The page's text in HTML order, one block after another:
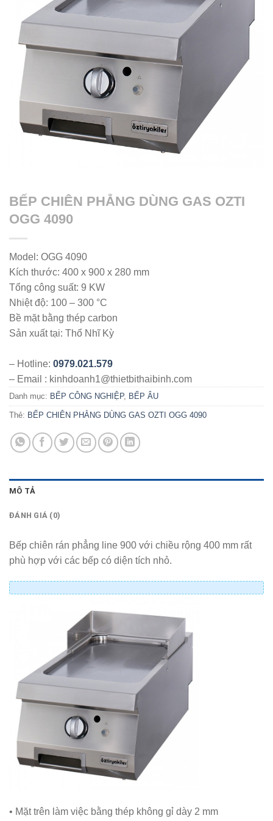
BẾP CHIÊN PHẲNG DÙNG GAS OZTI
OGG 4090
Model: OGG 4090
Kích thước: 400 x 900 x 280 mm
Tổng công suất: 9 KW
Nhiệt độ: 100 – 300 °C
Bề mặt bằng thép carbon
Sản xuất tại: Thổ Nhĩ Kỳ
– Hotline: 0979.021.579
– Email : kinhdoanh1@thietbithaibinh.com
Danh mục: BẾP CÔNG NGHIỆP, BẾP ÂU
Thẻ: BẾP CHIÊN PHẲNG DÙNG GAS OZTI OGG 4090
MÔ TẢ
ĐÁNH GIÁ (0)
Bếp chiên rán phẳng line 900 với chiều rộng 400 mm rất
phù hợp với các bếp có diện tích nhỏ.
• Mặt trên làm việc bằng thép không gỉ dày 2 mm